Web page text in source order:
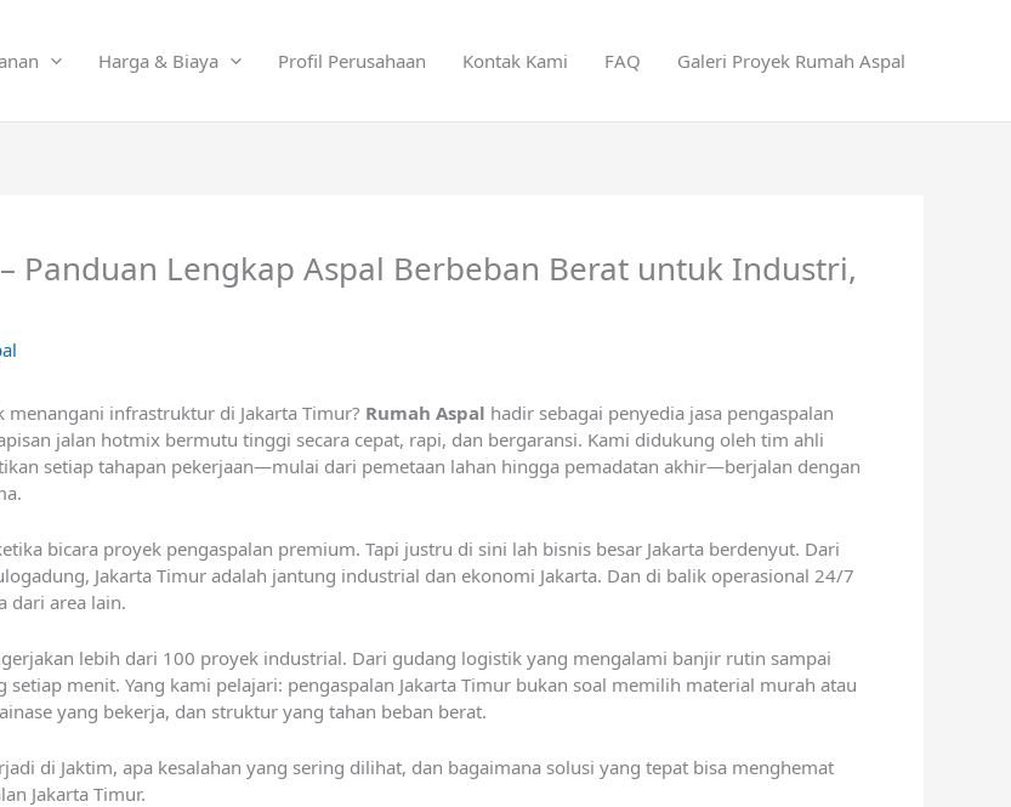
Harga & Biaya Profil Perusahaan Kontak Kami FAQ Galeri Proyek Rumah Aspal
Panduan Lengkap Aspal Berbeban Berat untuk Industri,
infrastruktur di Jakarta Timur? Rumah Aspal hadir sebagai penyedia jasa pengaspalan
jalan hotmix bermutu tinggi secara cepat, rapi, dan bergaransi. Kami didukung oleh tim ahli
setiap tahapan pekerjaan—mulai dari pemetaan lahan hingga pemadatan akhir—berjalan dengan
bicara proyek pengaspalan premium. Tapi justru di sini lah bisnis besar Jakarta berdenyut. Dari
Jakarta Timur adalah jantung industrial dan ekonomi Jakarta. Dan di balik operasional 24/7
dari area lain.
lebih dari 100 proyek industrial. Dari gudang logistik yang mengalami banjir rutin sampai
menit. Yang kami pelajari: pengaspalan Jakarta Timur bukan soal memilih material murah atau
yang bekerja, dan struktur yang tahan beban berat.
di Jaktim, apa kesalahan yang sering dilihat, dan bagaimana solusi yang tepat bisa menghemat
Jakarta Timur.